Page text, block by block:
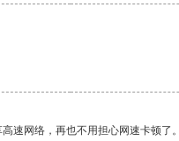
网络，再也不用担心网速卡顿